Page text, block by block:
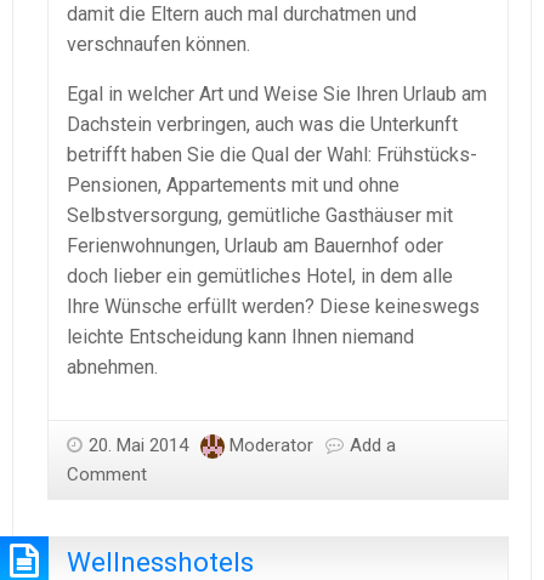
damit die Eltern auch mal durchatmen und
verschnaufen können.
Egal in welcher Art und Weise Sie Ihren Urlaub am
Dachstein verbringen, auch was die Unterkunft
betrifft haben Sie die Qual der Wahl: Frühstücks-
Pensionen, Appartements mit und ohne
Selbstversorgung, gemütliche Gasthäuser mit
Ferienwohnungen, Urlaub am Bauernhof oder
doch lieber ein gemütliches Hotel, in dem alle
Ihre Wünsche erfüllt werden? Diese keineswegs
leichte Entscheidung kann Ihnen niemand
abnehmen.
20. Mai 2014 Moderator
Add a
Comment
Wellnesshotels